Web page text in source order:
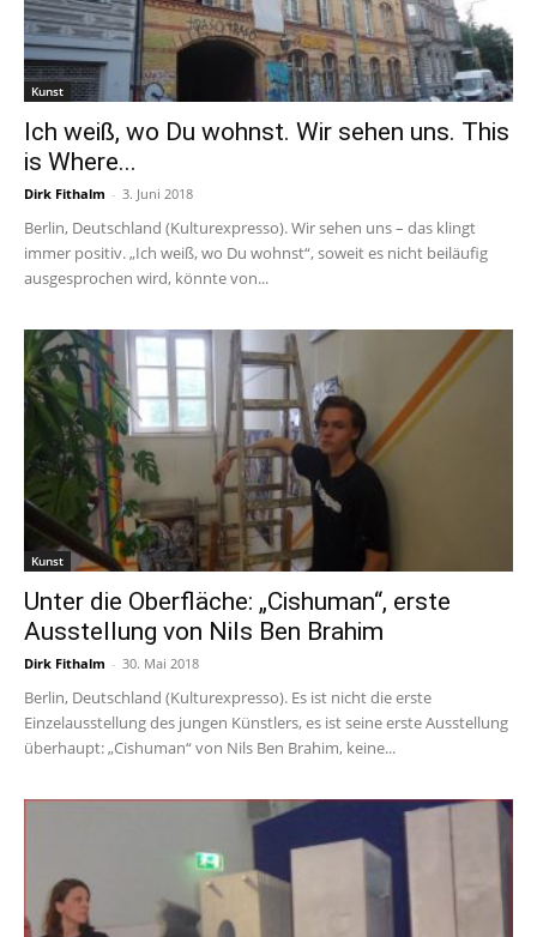
Kunst
Ich weiß, wo Du wohnst. Wir sehen uns. This
is Where...
Dirk Fithalm - 3. Juni 2018
Berlin, Deutschland (Kulturexpresso). Wir sehen uns – das klingt
immer positiv. „Ich weiß, wo Du wohnst“, soweit es nicht beiläufig
ausgesprochen wird, könnte von...
Kunst
Unter die Oberfläche: „Cishuman“, erste
Ausstellung von Nils Ben Brahim
Dirk Fithalm - 30. Mai 2018
Berlin, Deutschland (Kulturexpresso). Es ist nicht die erste
Einzelausstellung des jungen Künstlers, es ist seine erste Ausstellung
überhaupt: „Cishuman“ von Nils Ben Brahim, keine...